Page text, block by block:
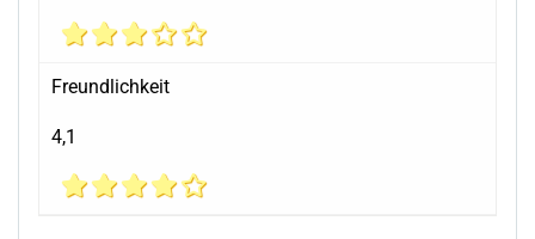
Freundlichkeit
4,1